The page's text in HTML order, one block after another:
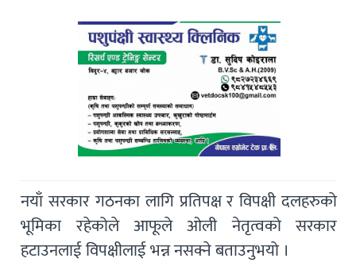
नयाँ सरकार गठनका लागि प्रतिपक्ष र विपक्षी दलहरुको
भूमिका रहेकोले आफूले ओली नेतृत्वको सरकार
हटाउनलाई विपक्षीलाई भन्न नसक्ने बताउनुभयो ।